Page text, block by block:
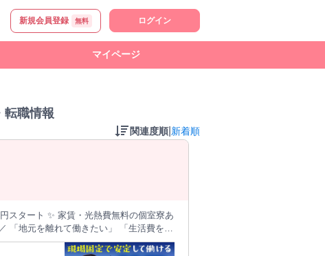
新規会員登録 無料 ログイン
マイページ
転職情報
関連度順 新着順
料の個室寮あ